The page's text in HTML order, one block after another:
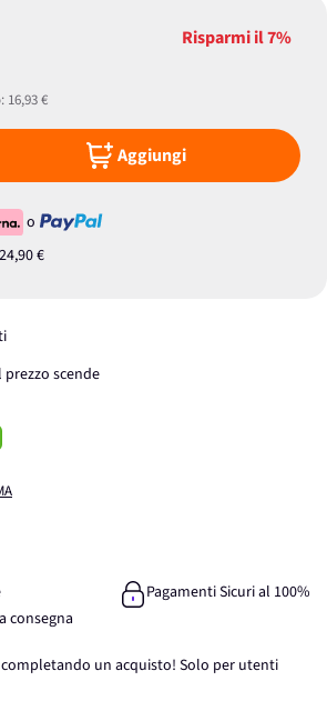
Risparmi il7%
16,93 €
Aggiungi
o
24,90 €
scende
Pagamenti Sicuri al 100%
consegna
completando un acquisto! Solo per utenti